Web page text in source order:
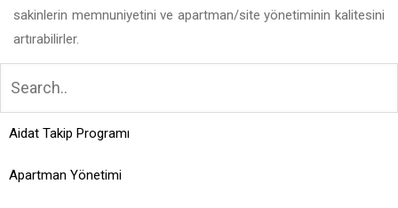
sakinlerin memnuniyetini ve apartman/site yönetiminin kalitesini
artırabilirler.
Aidat Takip Programı
Apartman Yönetimi